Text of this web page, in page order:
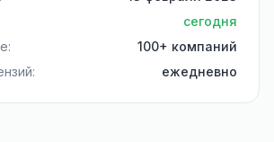
сегодня
100+ компаний
ежедневно